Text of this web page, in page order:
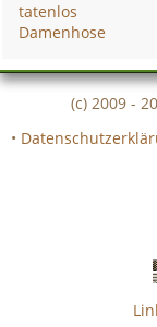
tatenlos
Damenhose
(c) 2009 -
•